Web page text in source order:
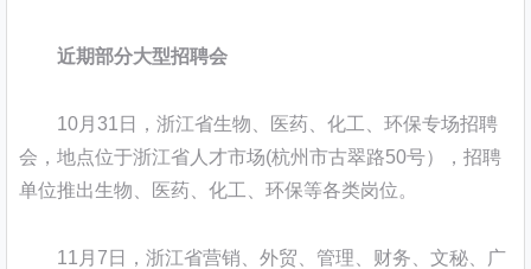
近期部分大型招聘会
10月31日，浙江省生物、医药、化工、环保专场招聘
会，地点位于浙江省人才市场(杭州市古翠路50号），招聘
单位推出生物、医药、化工、环保等各类岗位。
11月7日，浙江省营销、外贸、管理、财务、文秘、广